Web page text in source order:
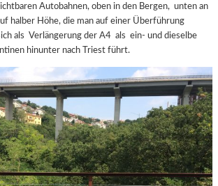
Autobahnen, oben in den Bergen, unten an
halber Höhe, die man auf einer Überführung
als Verlängerung der A4 als ein- und dieselbe
hinunter nach Triest führt.